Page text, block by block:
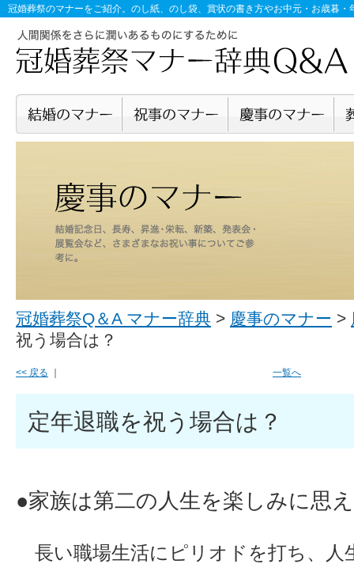
冠婚葬祭のマナーをご紹介。のし紙、のし袋、賞状の書き方やお中元・お歳暮
冠婚葬祭Q＆A マナー辞典 > 慶事のマナー >
祝う場合は？
<< 戻る ｜ 一覧へ
定年退職を祝う場合は？
●家族は第二の人生を楽しみに
長い職場生活にピリオドを打ち、人